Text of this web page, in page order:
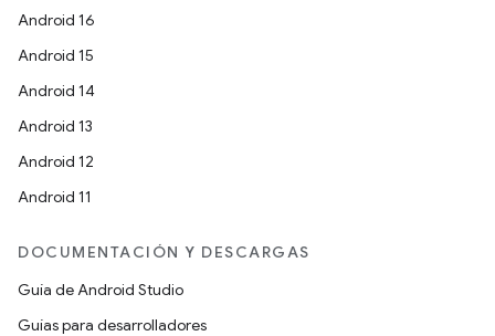
Android 16
Android 15
Android 14
Android 13
Android 12
Android 11
DOCUMENTACIÓN Y DESCARGAS
Guía de Android Studio
Guías para desarrolladores